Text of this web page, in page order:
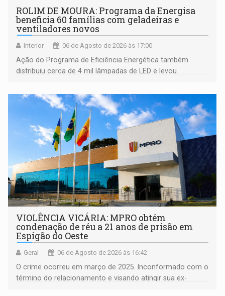
ROLIM DE MOURA: Programa da Energisa
beneficia 60 famílias com geladeiras e
ventiladores novos
Interior 06 de Agosto de 2026 às 17:00
Ação do Programa de Eficiência Energética também
distribuiu cerca de 4 mil lâmpadas de LED e levou
comunidade
VIOLÊNCIA VICÁRIA: MPRO obtém
condenação de réu a 21 anos de prisão em
Espigão do Oeste
Geral 06 de Agosto de 2026 às 16:42
O crime ocorreu em março de 2025. Inconformado com o
término do relacionamento e visando atingir sua ex-